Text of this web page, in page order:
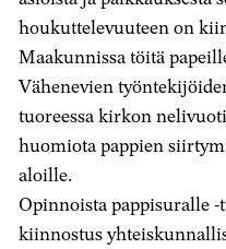
houkuttelevuuteen on
Maakunnissa töitä
Vähenevien
tuoreessa kirkon
huomiota pappien
aloille.
Opinnoista pappisuralle
kiinnostus